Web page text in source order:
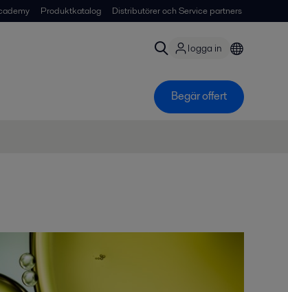
Produktkatalog Distributörer och Service partners
logga in
Begär offert